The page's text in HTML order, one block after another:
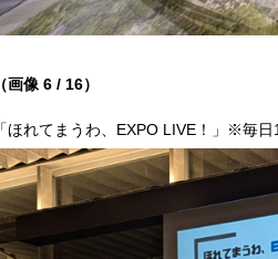
（画像 6 / 16）
「ほれてまうわ、EXPO LIVE！」※毎